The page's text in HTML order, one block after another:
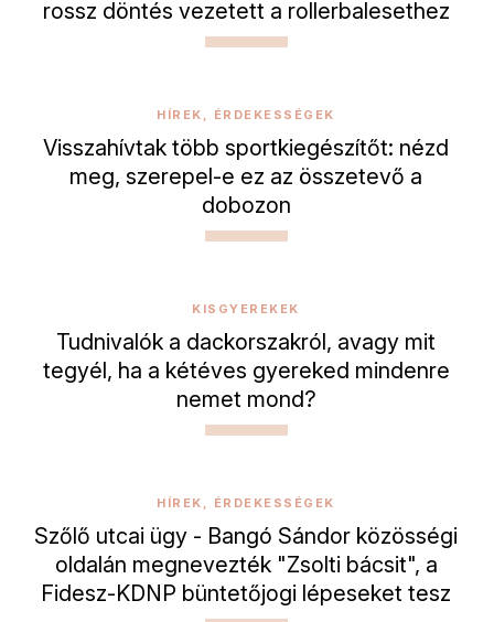
rossz döntés vezetett a rollerbalesethez
HÍREK, ÉRDEKESSÉGEK
Visszahívtak több sportkiegészítőt: nézd
meg, szerepel-e ez az összetevő a
dobozon
KISGYEREKEK
Tudnivalók a dackorszakról, avagy mit
tegyél, ha a kétéves gyereked mindenre
nemet mond?
HÍREK, ÉRDEKESSÉGEK
Szőlő utcai ügy - Bangó Sándor közösségi
oldalán megnevezték "Zsolti bácsit", a
Fidesz-KDNP büntetőjogi lépeseket tesz